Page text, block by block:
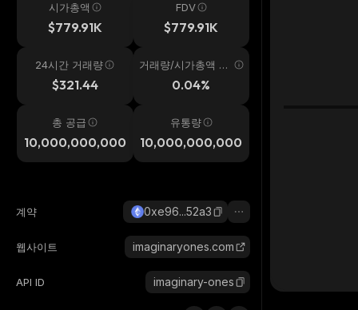
시가총액
$779.91K
FDV
$779.91K
24시간 거래량
$321.44
거래량/시가총액 24
0.04%
총 공급
10,000,000,000
유통량
10,000,000,000
계약 0xe96...52a3
웹사이트 imaginaryones.com
API ID imaginary-ones